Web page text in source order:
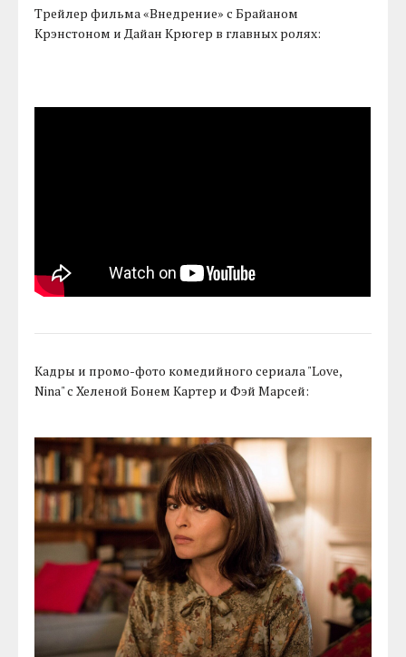
Трейлер фильма «Внедрение» с Брайаном
Крэнстоном и Дайан Крюгер в главных ролях:
Кадры и промо-фото комедийного сериала "Love,
Nina" с Хеленой Бонем Картер и Фэй Марсей: